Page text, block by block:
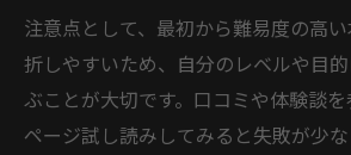
注意点として、最初から難易度の高
折しやすいため、自分のレベルや目
ぶことが大切です。口コミや体験談
ページ試し読みしてみると失敗が少な